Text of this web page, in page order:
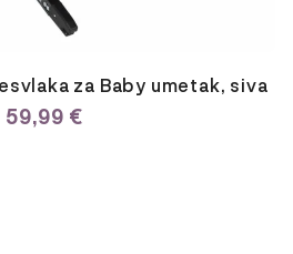
za Baby umetak, siva
59,99 €